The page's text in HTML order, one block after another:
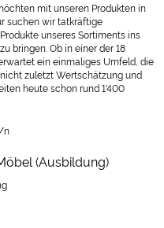
mit unseren Produkten in
suchen wir tatkräftige
unseres Sortiments ins
bringen. Ob in einer der 18
ein einmaliges Umfeld, die
zuletzt Wertschätzung und
heute schon rund 1'400
n
(Ausbildung)